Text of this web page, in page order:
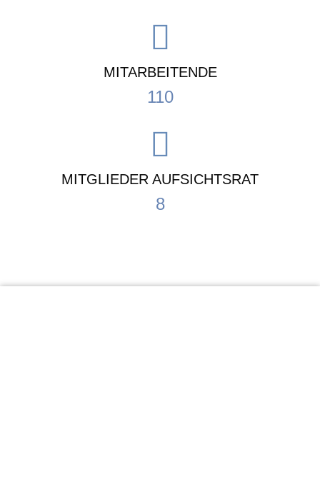
MITARBEITENDE
110
MITGLIEDER AUFSICHTSRAT
8